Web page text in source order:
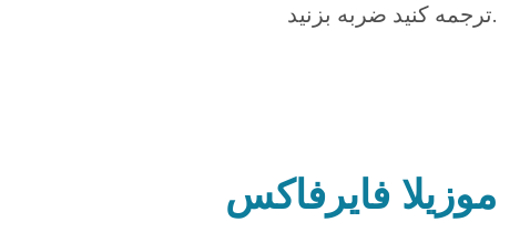
ترجمه کنید ضربه بزنید.
موزیلا فایرفاکس